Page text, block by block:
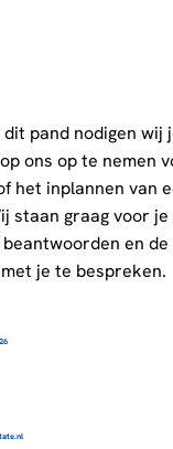
pand nodigen wij
ons op te nemen
het inplannen van
staan graag voor
en de
je te bespreken.